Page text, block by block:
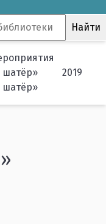
шатёр»
2019
шатёр»